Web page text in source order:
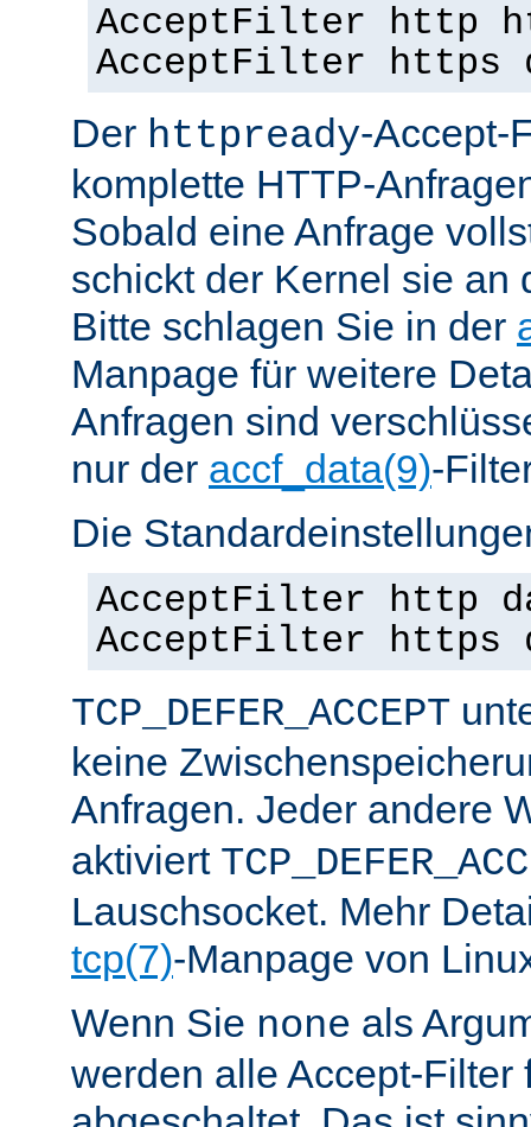
AcceptFilter http
AcceptFilter https
Der httpready-Accept-
komplette HTTP-
Sobald eine Anfrage
schickt der Kernel sie an
Bitte schlagen Sie in der
Manpage für weitere
Anfragen sind
nur der accf_data(9)-
Die
AcceptFilter http
AcceptFilter https
TCP_DEFER_ACCEPT
keine
Anfragen. Jeder andere
aktiviert
Lauschsocket. Mehr
tcp(7)-Manpage von
Wenn Sie none als
werden alle Accept-Filter